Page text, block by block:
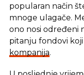
popularan način
mnoge ulagače.
ono nosi određeni
pitanju fondovi
kompanija.